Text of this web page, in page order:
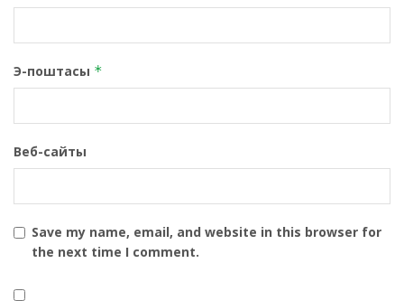
Э-поштасы *
Веб-сайты
Save my name, email, and website in this browser for
the next time I comment.